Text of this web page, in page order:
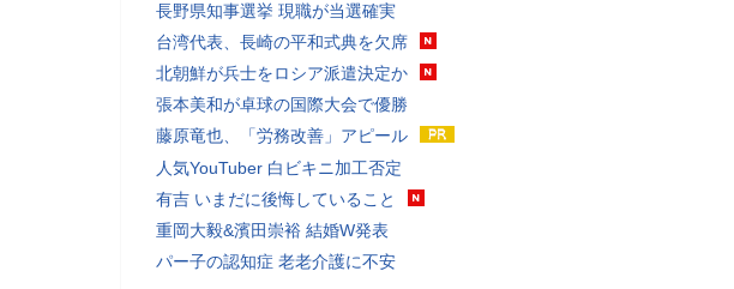
長野県知事選挙 現職が当選確実
台湾代表、長崎の平和式典を欠席
北朝鮮が兵士をロシア派遣決定か
張本美和が卓球の国際大会で優勝
藤原竜也、「労務改善」アピール
人気YouTuber 白ビキニ加工否定
有吉 いまだに後悔していること
重岡大毅&濱田崇裕 結婚W発表
パー子の認知症 老老介護に不安